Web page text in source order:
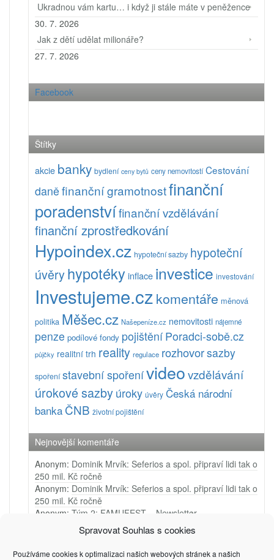
Spravovat Souhlas s cookies
Používáme cookies k optimalizaci našich webových stránek a našich
Ukradnou vám kartu… i když ji stále máte v peněžence
30. 7. 2026
Jak z dětí udělat milionáře?
27. 7. 2026
Facebook
Štítky
akcie banky bydlení ceny bytů ceny nemovitostí Cestování
daněfinanční gramotnostfinanční
poradenstvífinanční vzdělávání
finanční zprostředkování
Hypoindex.cz hypoteční sazby hypoteční
úvěryhypotéky inflace investice investování
Investujeme.czkomentáře měnová
politika Měšec.cz Našepeníze.cz nemovitosti nájemné
penze podílové fondy pojištěníPoradci-sobě.cz
půjčky realitní trh reality regulace rozhovorsazby
spoření stavební spořenívideovzdělávání
úrokové sazbyúroky úvěry Česká národní
banka ČNB životní pojištění
Nejnovější komentáře
Anonym: Dominik Mrvík: Seferios a spol. připraví lidi tak o
250 mil. Kč ročně
Anonym: Dominik Mrvík: Seferios a spol. připraví lidi tak o
250 mil. Kč ročně
Anonym: Tým 2: FAMUFEST – Newsletter
Tým 1: Ji.hlava – Newsletter
Tým 4: Very Merry Arts – PR video